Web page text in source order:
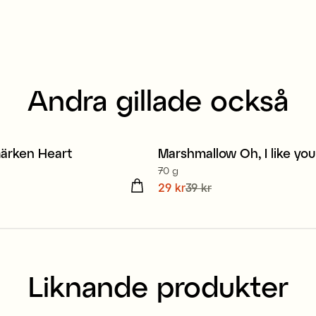
Andra gillade också
Heart Sale
Marshmallow Oh, I like you
70 g
Nuvarande pris
29 kr39 kr
Liknande produkter